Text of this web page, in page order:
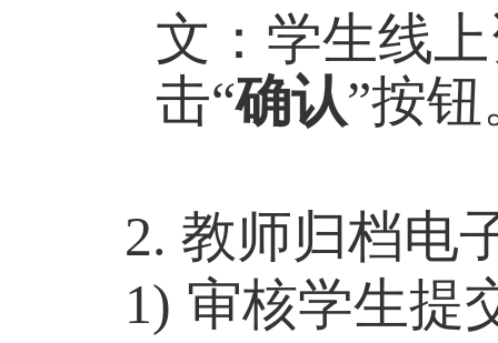
文：学生线
击“确认”按钮
2. 教师归档电
1) 审核学生提